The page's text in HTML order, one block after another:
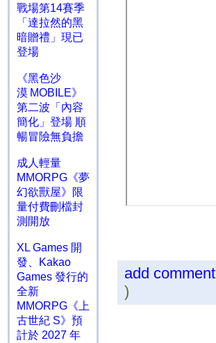
戰場第14賽季
「達拉然的黑
暗贈禮」現已
登場
《黑色沙
漠 MOBILE》
第二波「內容
簡化」登場 順
暢冒險無負擔
成人輕量
MMORPG《夢
幻欲獸屋》限
量付費刪檔封
測開放
XL Games 開
發、Kakao
Games 發行的
全新
MMORPG《上
古世紀 S》預
計於 2027 年
add comment
)